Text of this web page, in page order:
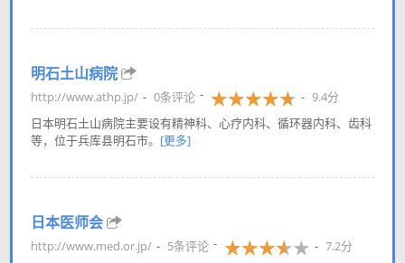
明石土山病院
http://www.athp.jp/ 0条评论
9.4分
日本明石土山病院主要设有精神科、心疗内科、循环器内科、齿科
等，位于兵库县明石市。 [更多]
日本医师会
http://www.med.or.jp/ 5条评论
7.2分